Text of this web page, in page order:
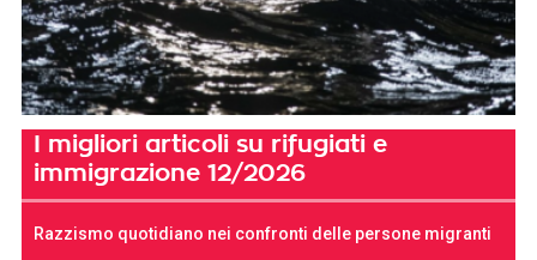
I migliori articoli su rifugiati e
immigrazione 12/2026
Razzismo quotidiano nei confronti delle persone migranti